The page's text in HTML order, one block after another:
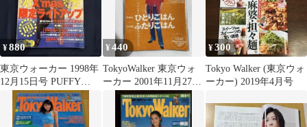
¥880
東京ウォーカー 1998年
12月15日号 PUFFY
globe
¥440
TokyoWalker 東京ウォ
ーカー 2001年11月27日
号 中島美嘉
¥300
Tokyo Walker (東京ウォ
ーカー) 2019年4月号